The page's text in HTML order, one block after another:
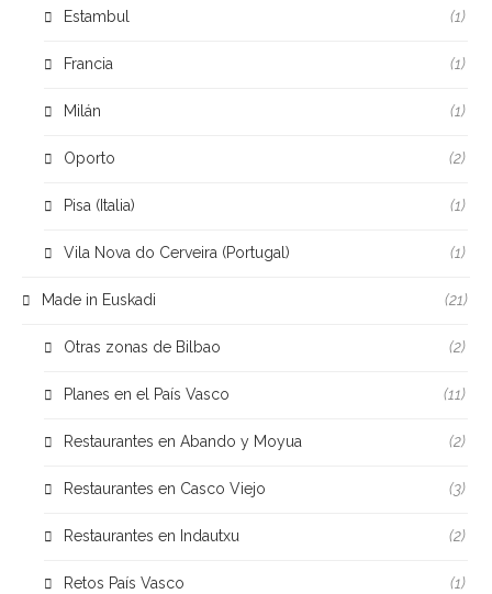
Estambul (1)
Francia (1)
Milán (1)
Oporto (2)
Pisa (Italia) (1)
Vila Nova do Cerveira (Portugal) (1)
Made in Euskadi (21)
Otras zonas de Bilbao (2)
Planes en el País Vasco (11)
Restaurantes en Abando y Moyua (2)
Restaurantes en Casco Viejo (3)
Restaurantes en Indautxu (2)
Retos País Vasco (1)